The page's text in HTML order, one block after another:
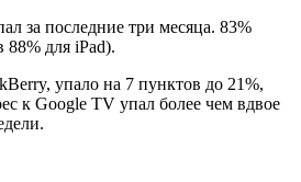
за последние три месяца. 83%
для iPad).
упало на 7 пунктов до 21%,
к Google TV упал более чем вдвое